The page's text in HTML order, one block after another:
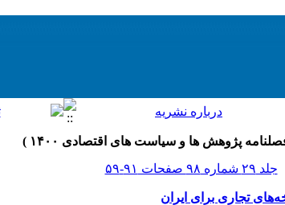
جلد ۲۹ شماره ۹۸ صفحات ۹۱-۵۹
تجاری برای ایران